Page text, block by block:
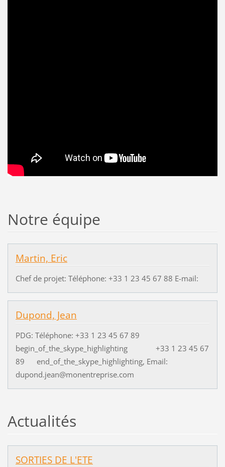
Notre équipe
Martin, Eric
Chef de projet: Téléphone: +33 1 23 45 67 88 E-mail:
Dupond, Jean
PDG: Téléphone: +33 1 23 45 67 89
begin_of_the_skype_highlighting +33 1 23 45 67
89 end_of_the_skype_highlighting, Email:
dupond.jean@monentreprise.com
Actualités
SORTIES DE L'ETE